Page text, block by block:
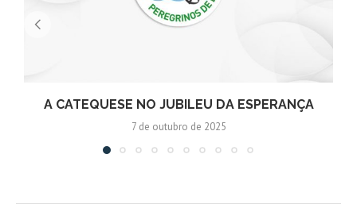
A CATEQUESE NO JUBILEU DA ESPERANÇA
7 de outubro de 2025